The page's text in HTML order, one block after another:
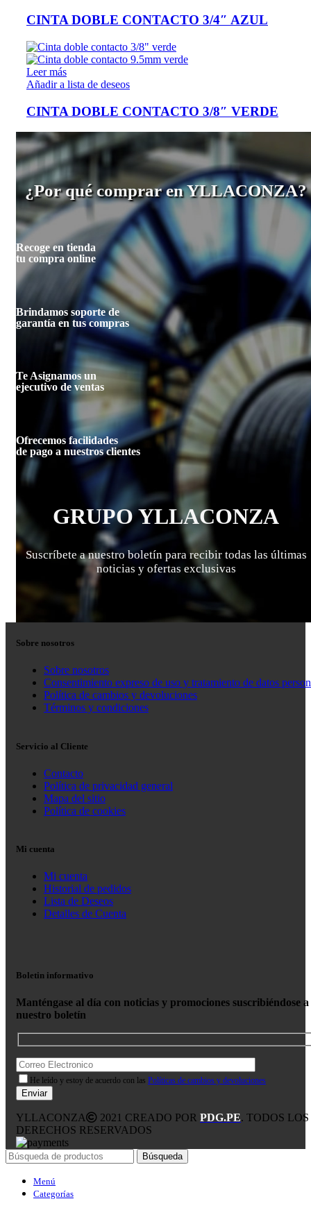
CINTA DOBLE CONTACTO 3/4″ AZUL
Leer más
Añadir a lista de deseos
CINTA DOBLE CONTACTO 3/8″ VERDE
¿Por qué comprar en YLLACONZA?
Recoge en tienda
tu compra online
Brindamos soporte de
garantía en tus compras
Te Asignamos un
ejecutivo de ventas
Ofrecemos facilidades
de pago a nuestros clientes
GRUPO YLLACONZA
Suscríbete a nuestro boletín para recibir todas las últimas
noticias y ofertas exclusivas
Sobre nosotros
Sobre nosotros
Consentimiento expreso de uso y tratamiento de datos
Política de cambios y devoluciones
Términos y condiciones
Servicio al Cliente
Contacto
Política de privacidad general
Mapa del sitio
Política de cookies
Mi cuenta
Mi cuenta
Historial de pedidos
Lista de Deseos
Detalles de Cuenta
Boletin informativo
Manténgase al día con noticias y promociones suscribiéndose a
nuestro boletín
He leído y estoy de acuerdo con las Políticas de cambios y devoluciones
YLLACONZA 2021 CREADO POR PDG.PE. TODOS LOS
DERECHOS RESERVADOS
Búsqueda
Menú
Categorías